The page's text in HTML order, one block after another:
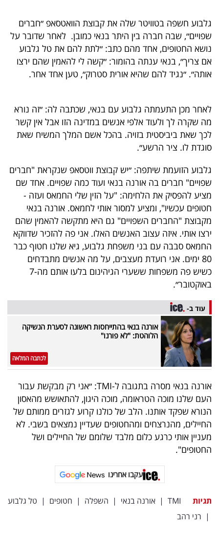
הכלכלי
פודקאסט
40
40
שיתופי
דרושים
ניוזלטרים
מייל
אדום
פרסמו
באייס
עקבו
אחרינו:
גלבוע חשפה בטוויטר שלה את קבוצת הוואטסאפ ״חברים
שפויים״, שבה חברה בין היתר בנאי כמובן. לאחר שדובר על
נושא החטופים, אחד מהם כתב: ״לתת להם את טל גלבוע
אם צריך״, בנאי ענתה בהומור: ״קשה לי להאמין שהם ירצו
אותה״. ״נגיד להם שהיא אורית סטרוק״, טען אחד אחר.
לאחר מכן התעמתה גלבוע עם בנאי, שכתבה לה: ״זה נורא
מה שקרה לך ולעוד אלפי אנשים במדינה הזו אבל אין קשר
לכך שאת ביביסטית בזויה. בהכל אשם המלך המשיח שאת
סוגדת לו. ציר הרשע״.
גלבוע הזועמת שיתפה: ״יש קבוצת ווטסאפ שנקראת ‏"חברים
שפויים" חברים בה אורנה בנאי ועוד כמה שפויים. ‏אחד שם
מציע להפסיק את הלחימה: "על הזין שלי החמאס ועזה -
חטופים עכשיו", ומציע למסור אותי לחמאס. אורנה בנאי
מקבוצת "החברים השפויים" גם היא מתקשה להאמין שהם
ירצו אותי. ‏איזה עצוב האנשים האלו. ‏אני פה להזכיר שדווקא
החמאס סבבה עם בני משפחת גלבוע, גיא שלנו חטוף כבר
80 ימים. ‏אני רועדת מעצבים, על מה אנשים מתבדחים
כשיש פה משפחות ששערי הגיהינום בלעו אותם מה-7
באוקטובר״.
עוד ב-
אורנה בנאי בהתייחסות ראשונה לסערת הנשיקה
הלוהטת: "לא פורנו"
לכתבה המלאה
אורנה בנאי מסרה בתגובה ל-TMI: ״אני רק מבקשת עבור
העם שלנו מוכה הטראומה, מוכה היגון, להתאושש מהאסון
הנורא שפקד אותנו. הלב של כולנו קרוע לגזרים ממותם של
החיילים, מהנרצחים ומהחטופים שעדיין נמצאים בשבי. לא
מעניין אותי כרגע כלום מלבד שלומם של החיילים ושל
החטופים".
עקבו אחרינו
תגיות TMI
| אורנה בנאי | השפלה | חטופים | טל גלבוע
| רני רהב